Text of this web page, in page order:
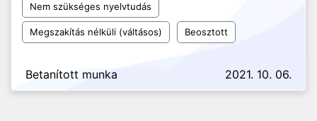
Nem szükséges nyelvtudás
Megszakítás nélküli (váltásos) Beosztott
Betanított munka 2021. 10. 06.